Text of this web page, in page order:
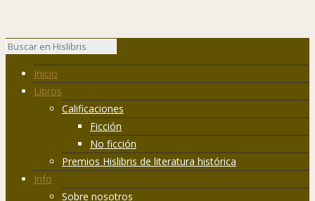
Inicio
Libros
Calificaciones
Ficción
No ficción
Premios Hislibris de literatura histórica
Info
Sobre nosotros